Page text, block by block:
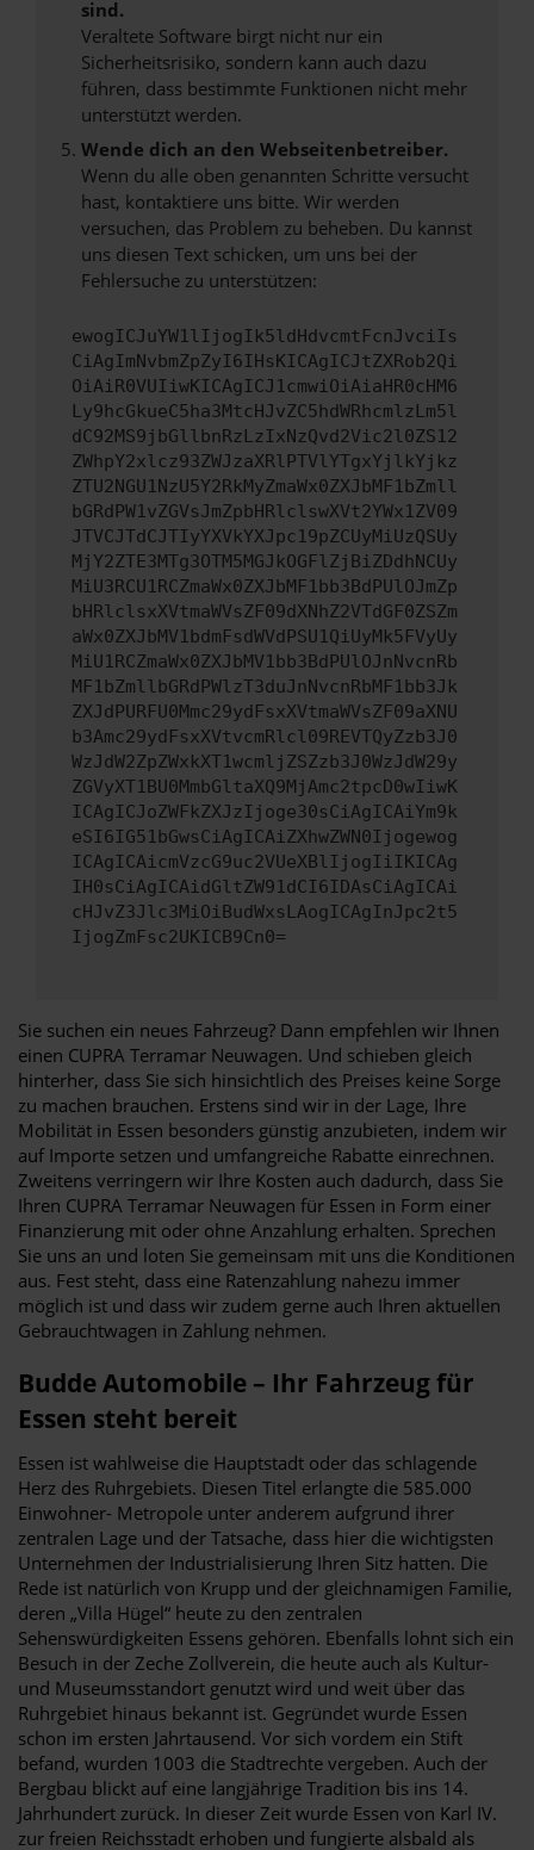
sind.
Veraltete Software birgt nicht nur ein
Sicherheitsrisiko, sondern kann auch dazu
führen, dass bestimmte Funktionen nicht mehr
unterstützt werden.
Wende dich an den Webseitenbetreiber.
Wenn du alle oben genannten Schritte versucht
hast, kontaktiere uns bitte. Wir werden
versuchen, das Problem zu beheben. Du kannst
uns diesen Text schicken, um uns bei der
Fehlersuche zu unterstützen:
ewogICJuYW1lIjogIk5ldHdvcmtFcnJvciIs
CiAgImNvbmZpZyI6IHsKICAgICJtZXRob2Qi
OiAiR0VUIiwKICAgICJ1cmwiOiAiaHR0cHM6
Ly9hcGkueC5ha3MtcHJvZC5hdWRhcmlzLm5l
dC92MS9jbGllbnRzLzIxNzQvd2Vic2l0ZS12
ZWhpY2xlcz93ZWJzaXRlPTVlYTgxYjlkYjkz
ZTU2NGU1NzU5Y2RkMyZmaWx0ZXJbMF1bZmll
bGRdPW1vZGVsJmZpbHRlclswXVt2YWx1ZV09
JTVCJTdCJTIyYXVkYXJpc19pZCUyMiUzQSUy
MjY2ZTE3MTg3OTM5MGJkOGFlZjBiZDdhNCUy
MiU3RCU1RCZmaWx0ZXJbMF1bb3BdPUlOJmZp
bHRlclsxXVtmaWVsZF09dXNhZ2VTdGF0ZSZm
aWx0ZXJbMV1bdmFsdWVdPSU1QiUyMk5FVyUy
MiU1RCZmaWx0ZXJbMV1bb3BdPUlOJnNvcnRb
MF1bZmllbGRdPWlzT3duJnNvcnRbMF1bb3Jk
ZXJdPURFU0Mmc29ydFsxXVtmaWVsZF09aXNU
b3Amc29ydFsxXVtvcmRlcl09REVTQyZzb3J0
WzJdW2ZpZWxkXT1wcmljZSZzb3J0WzJdW29y
ZGVyXT1BU0MmbGltaXQ9MjAmc2tpcD0wIiwK
ICAgICJoZWFkZXJzIjoge30sCiAgICAiYm9k
eSI6IG51bGwsCiAgICAiZXhwZWN0Ijogewog
ICAgICAicmVzcG9uc2VUeXBlIjogIiIKICAg
IH0sCiAgICAidGltZW91dCI6IDAsCiAgICAi
cHJvZ3Jlc3MiOiBudWxsLAogICAgInJpc2t5
IjogZmFsc2UKICB9Cn0=
Sie suchen ein neues Fahrzeug? Dann empfehlen wir Ihnen
einen CUPRA Terramar Neuwagen. Und schieben gleich
hinterher, dass Sie sich hinsichtlich des Preises keine Sorge
zu machen brauchen. Erstens sind wir in der Lage, Ihre
Mobilität in Essen besonders günstig anzubieten, indem wir
auf Importe setzen und umfangreiche Rabatte einrechnen.
Zweitens verringern wir Ihre Kosten auch dadurch, dass Sie
Ihren CUPRA Terramar Neuwagen für Essen in Form einer
Finanzierung mit oder ohne Anzahlung erhalten. Sprechen
Sie uns an und loten Sie gemeinsam mit uns die Konditionen
aus. Fest steht, dass eine Ratenzahlung nahezu immer
möglich ist und dass wir zudem gerne auch Ihren aktuellen
Gebrauchtwagen in Zahlung nehmen.
Budde Automobile – Ihr Fahrzeug für
Essen steht bereit
Essen ist wahlweise die Hauptstadt oder das schlagende
Herz des Ruhrgebiets. Diesen Titel erlangte die 585.000
Einwohner- Metropole unter anderem aufgrund ihrer
zentralen Lage und der Tatsache, dass hier die wichtigsten
Unternehmen der Industrialisierung Ihren Sitz hatten. Die
Rede ist natürlich von Krupp und der gleichnamigen Familie,
deren „Villa Hügel“ heute zu den zentralen
Sehenswürdigkeiten Essens gehören. Ebenfalls lohnt sich ein
Besuch in der Zeche Zollverein, die heute auch als Kultur-
und Museumsstandort genutzt wird und weit über das
Ruhrgebiet hinaus bekannt ist. Gegründet wurde Essen
schon im ersten Jahrtausend. Vor sich vordem ein Stift
befand, wurden 1003 die Stadtrechte vergeben. Auch der
Bergbau blickt auf eine langjährige Tradition bis ins 14.
Jahrhundert zurück. In dieser Zeit wurde Essen von Karl IV.
zur freien Reichsstadt erhoben und fungierte alsbald als